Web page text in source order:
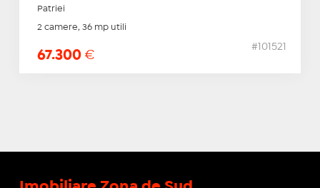
Patriei
2 camere, 36 mp utili
67.300 €
#101521